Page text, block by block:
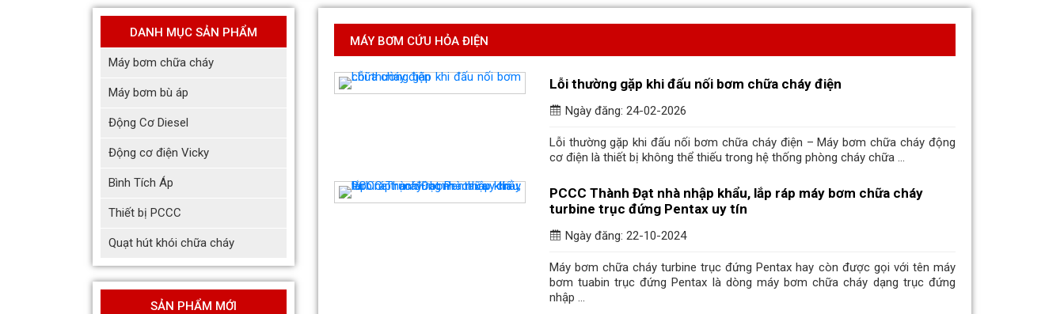
DANH MỤC SẢN PHẨM
Máy bơm chữa cháy
Máy bơm bù áp
Động Cơ Diesel
Động cơ điện Vicky
Bình Tích Áp
Thiết bị PCCC
Quạt hút khói chữa cháy
SẢN PHẨM MỚI
MÁY BƠM CỨU HỎA ĐIỆN
Lỗi thường gặp khi đấu nối bơm chữa cháy điện
Ngày đăng: 24-02-2026
Lỗi thường gặp khi đấu nối bơm chữa cháy điện – Máy bơm chữa cháy động
cơ điện là thiết bị không thể thiếu trong hệ thống phòng cháy chữa ...
PCCC Thành Đạt nhà nhập khẩu, lắp ráp máy bơm chữa cháy
turbine trục đứng Pentax uy tín
Ngày đăng: 22-10-2024
Máy bơm chữa cháy turbine trục đứng Pentax hay còn được gọi với tên máy
bơm tuabin trục đứng Pentax là dòng máy bơm chữa cháy dạng trục đứng
nhập ...